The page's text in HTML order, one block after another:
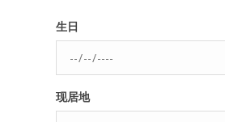
品牌的力量
生日
现居地